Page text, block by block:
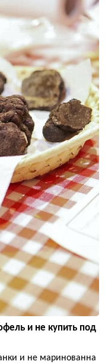
и не купить под
и не маринованна